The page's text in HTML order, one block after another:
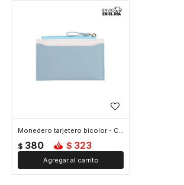
Monedero tarjetero bicolor - Celeste
$ 380 $ 323